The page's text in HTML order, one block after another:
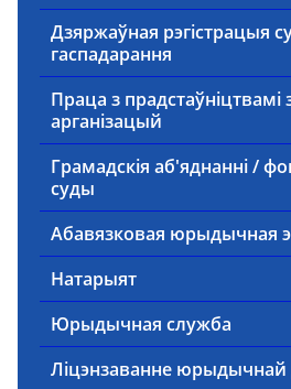
Дзяржаўная рэгістрацыя
гаспадарання
Праца з
арганізацый
Грамадскія аб'яднанні /
суды
Абавязковая юрыдычная
Натарыят
Юрыдычная служба
Ліцэнзаванне юрыдычнай